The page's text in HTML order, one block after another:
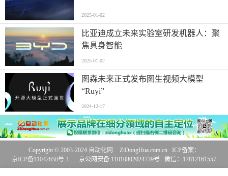
2025-01-02
比亚迪成立未来实验室研发机器人：聚
焦具身智能
2025-01-02
图森未来正式发布图生视频大模型
“Ruyi”
2024-12-17
Copyright © 2003-2024 自动化网
ZiDongHua.com.cn ICP备案：
京ICP备11042658号-1
京公网安备 11010802024739号 微信：17812161557